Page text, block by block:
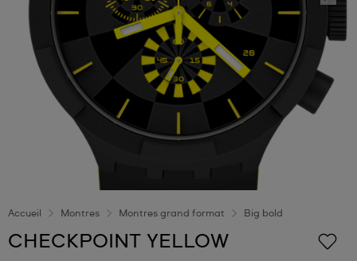
Accueil Montres Montres grand format Big bold
CHECKPOINT YELLOW